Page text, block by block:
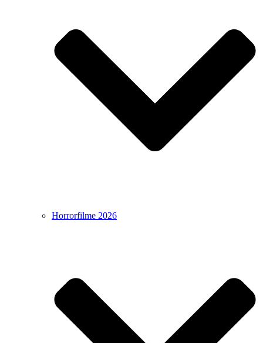
Horrorfilme 2026